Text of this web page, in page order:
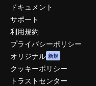
ドキュメント
サポート
利用規約
プライバシーポリシー
オリジナル 新規
クッキーポリシー
トラストセンター